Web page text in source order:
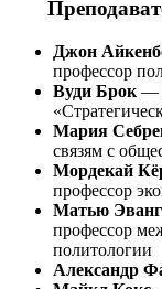
Джон
профессор
Вуди Брок —
Мария
связям с
Мордекай
профессор
Матью
профессор
политологии
Александр